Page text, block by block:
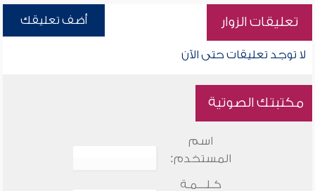
تعليقات الزوار أضف تعليقك
لا توجد تعليقات حتى الآن
مكتبتك الصوتية
اسم
المستخدم:
كـلـــمـة